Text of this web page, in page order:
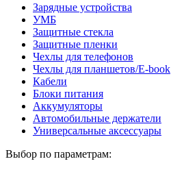
Зарядные устройства
УМБ
Защитные стекла
Защитные пленки
Чехлы для телефонов
Чехлы для планшетов/E-book
Кабели
Блоки питания
Аккумуляторы
Автомобильные держатели
Универсальные аксессуары
Выбор по параметрам: